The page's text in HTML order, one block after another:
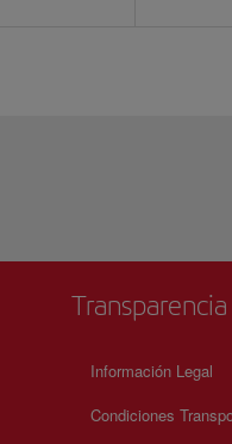
Transparencia
Información Legal
Condiciones